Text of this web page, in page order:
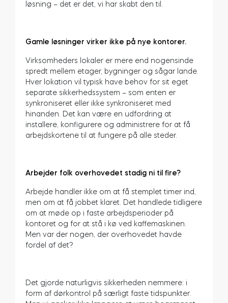
løsning – det er det, vi har skabt den til.
Gamle løsninger virker ikke på nye kontorer.
Virksomheders lokaler er mere end nogensinde
spredt mellem etager, bygninger og sågar lande.
Hver lokation vil typisk have behov for sit eget
separate sikkerhedssystem – som enten er
synkroniseret eller ikke synkroniseret med
hinanden. Det kan være en udfordring at
installere, konfigurere og administrere for at få
arbejdskortene til at fungere på alle steder.
Arbejder folk overhovedet stadig ni til fire?
Arbejde handler ikke om at få stemplet timer ind,
men om at få jobbet klaret. Det handlede tidligere
om at møde op i faste arbejdsperioder på
kontoret og for at stå i kø ved kaffemaskinen.
Men var der nogen, der overhovedet havde
fordel af det?
Det gjorde naturligvis sikkerheden nemmere: i
form af dørkontrol på særligt faste tidspunkter.